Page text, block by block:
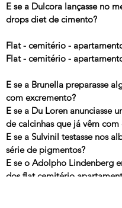
E se a Dulcora lançasse no
drops diet de cimento?
Flat - cemitério -
Flat - cemitério -
E se a Brunella preparasse
com excremento?
E se a Du Loren anunciasse
de calcinhas que já vêm
E se a Sulvinil testasse nos
série de pigmentos?
E se o Adolpho Lindenberg
dos flat cemitério